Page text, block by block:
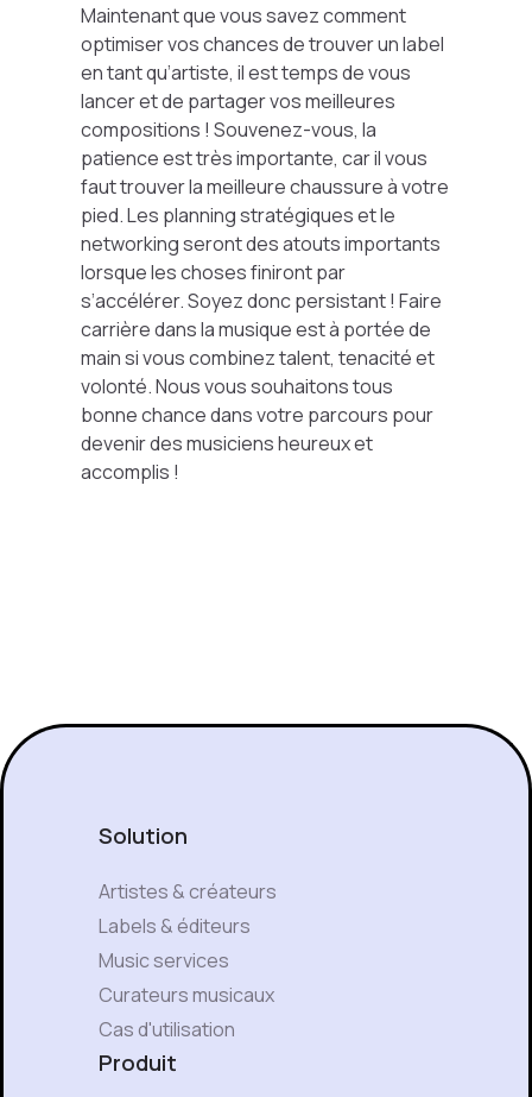
Maintenant que vous savez comment
optimiser vos chances de trouver un label
en tant qu’artiste, il est temps de vous
lancer et de partager vos meilleures
compositions ! Souvenez-vous, la
patience est très importante, car il vous
faut trouver la meilleure chaussure à votre
pied. Les planning stratégiques et le
networking seront des atouts importants
lorsque les choses finiront par
s’accélérer. Soyez donc persistant ! Faire
carrière dans la musique est à portée de
main si vous combinez talent, tenacité et
volonté. Nous vous souhaitons tous
bonne chance dans votre parcours pour
devenir des musiciens heureux et
accomplis !
Solution
Artistes & créateurs
Labels & éditeurs
Music services
Curateurs musicaux
Cas d'utilisation
Produit